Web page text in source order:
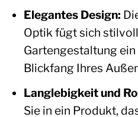
Elegantes Design:
Optik fügt sich
Gartengestaltung ein
Blickfang Ihres
Langlebigkeit und
Sie in ein Produkt,